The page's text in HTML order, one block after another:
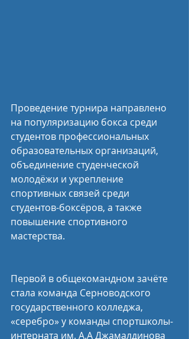
Проведение турнира направлено
на популяризацию бокса среди
студентов профессиональных
образовательных организаций,
объединение студенческой
молодёжи и укрепление
спортивных связей среди
студентов-боксёров, а также
повышение спортивного
мастерства.
Первой в общекомандном зачёте
стала команда Серноводского
государственного колледжа,
«серебро» у команды спортшколы-
интерната им. A.A Джамалдинова